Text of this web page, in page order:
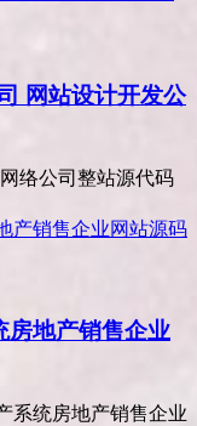
网站设计开发公
络公司整站源代码
房地产销售企业
系统房地产销售企业